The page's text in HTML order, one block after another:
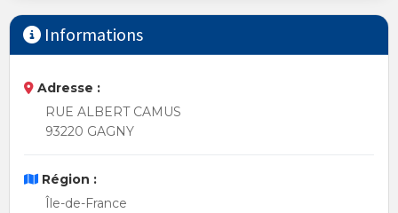
Informations
Adresse :
RUE ALBERT CAMUS
93220 GAGNY
Région :
Île-de-France